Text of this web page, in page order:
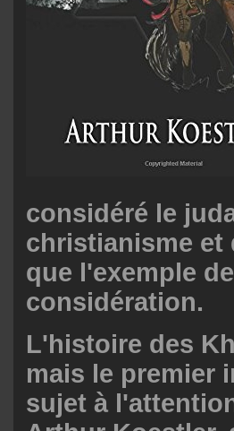
considéré le
christianisme et
que l'exemple
considération.
L'histoire des
mais le premier
sujet à